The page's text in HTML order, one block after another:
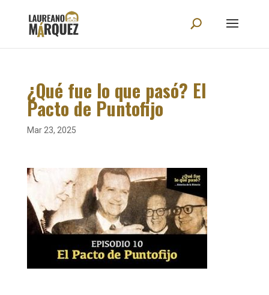
¿Qué fue lo que pasó? El
Pacto de Puntofijo
Mar 23, 2025